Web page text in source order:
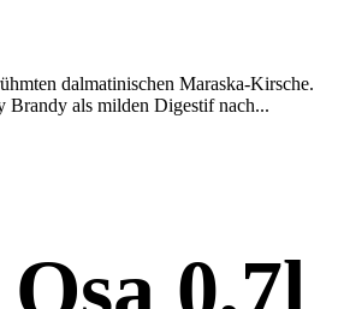
dalmatinischen Maraska-Kirsche.
Brandy als milden Digestif nach...
0,7l